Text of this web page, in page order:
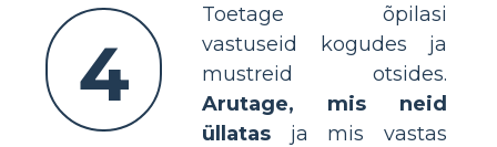
4
Toetage õpilasi
vastuseid kogudes ja
mustreid otsides.
Arutage, mis neid
üllatas ja mis vastas